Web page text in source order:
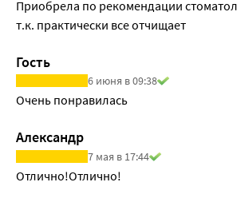
Приобрела по рекомендации
т.к. практически все отчищает
Гость
6 июня в 09:38
Очень понравилась
Александр
7 мая в 17:44
Отлично!Отлично!